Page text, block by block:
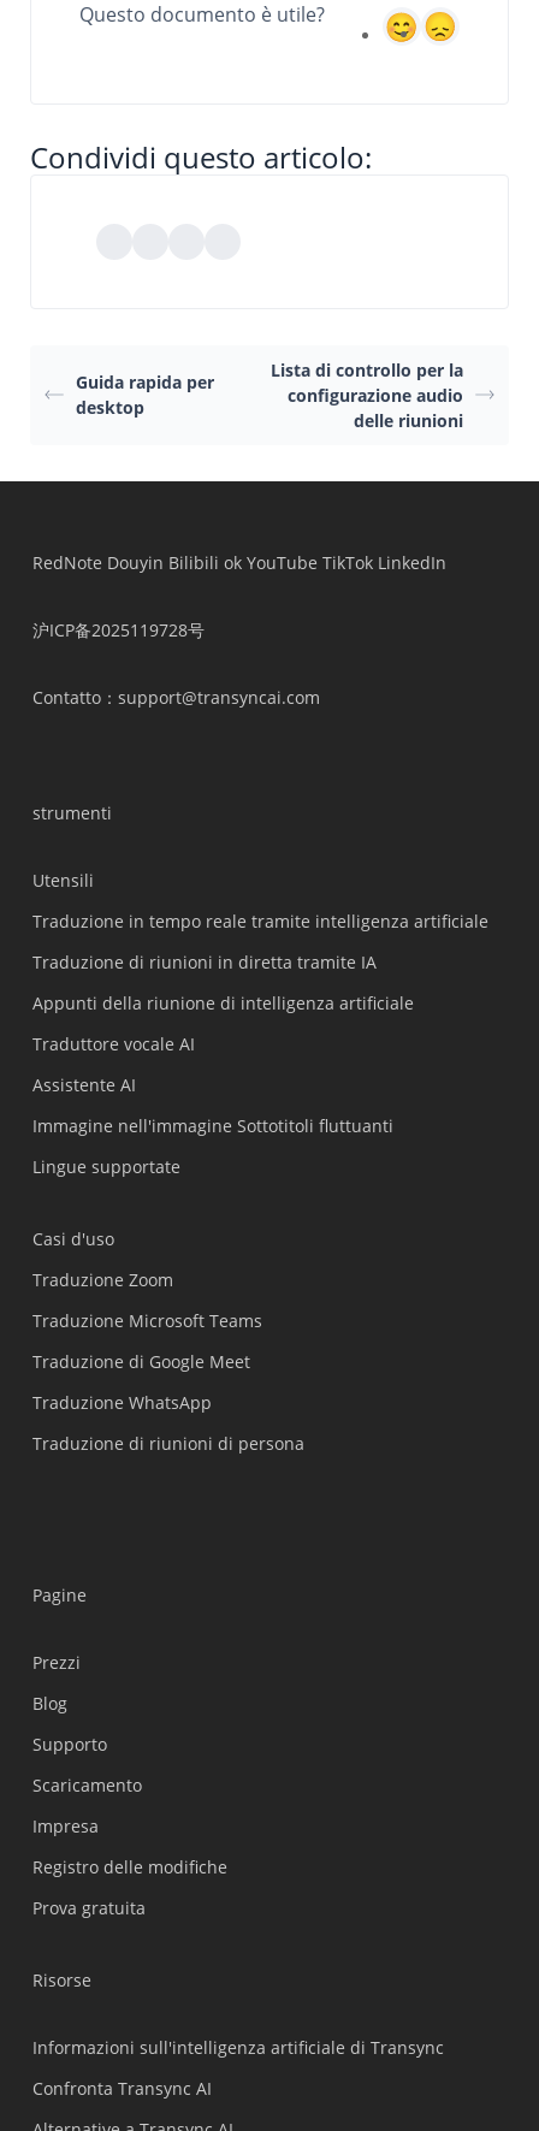
Questo documento è utile?
Condividi questo articolo:
Guida rapida per
desktop
Lista di controllo per la
configurazione audio
delle riunioni
RedNote Douyin Bilibili ok YouTube TikTok LinkedIn
沪ICP备2025119728号
Contatto：support@transyncai.com
strumenti
Utensili
Traduzione in tempo reale tramite intelligenza artificiale
Traduzione di riunioni in diretta tramite IA
Appunti della riunione di intelligenza artificiale
Traduttore vocale AI
Assistente AI
Immagine nell'immagine Sottotitoli fluttuanti
Lingue supportate
Casi d'uso
Traduzione Zoom
Traduzione Microsoft Teams
Traduzione di Google Meet
Traduzione WhatsApp
Traduzione di riunioni di persona
Pagine
Prezzi
Blog
Supporto
Scaricamento
Impresa
Registro delle modifiche
Prova gratuita
Risorse
Informazioni sull'intelligenza artificiale di Transync
Confronta Transync AI